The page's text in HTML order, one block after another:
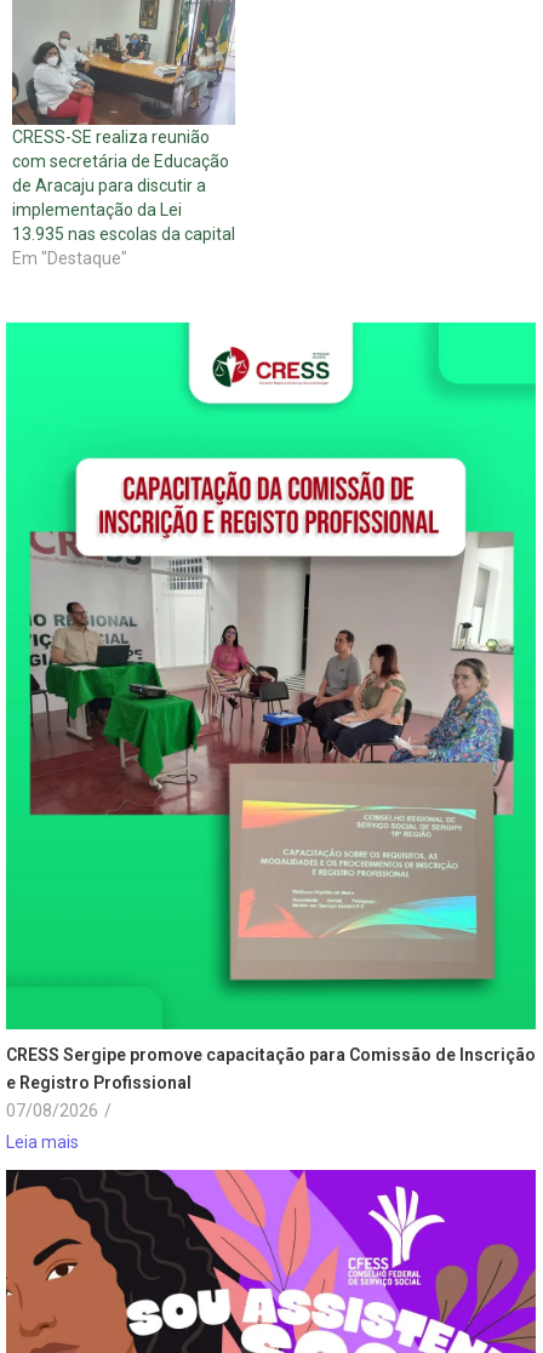
CRESS-SE realiza reunião
com secretária de Educação
de Aracaju para discutir a
implementação da Lei
13.935 nas escolas da capital
Em "Destaque"
CRESS Sergipe promove capacitação para Comissão de Inscrição
e Registro Profissional
07/08/2026 /
Leia mais